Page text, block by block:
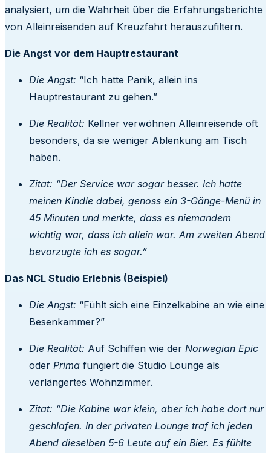
analysiert, um die Wahrheit über die Erfahrungsberichte
von Alleinreisenden auf Kreuzfahrt herauszufiltern.
Die Angst vor dem Hauptrestaurant
Die Angst: “Ich hatte Panik, allein ins
Hauptrestaurant zu gehen.”
Die Realität: Kellner verwöhnen Alleinreisende oft
besonders, da sie weniger Ablenkung am Tisch
haben.
Zitat: “Der Service war sogar besser. Ich hatte
meinen Kindle dabei, genoss ein 3-Gänge-Menü in
45 Minuten und merkte, dass es niemandem
wichtig war, dass ich allein war. Am zweiten Abend
bevorzugte ich es sogar.”
Das NCL Studio Erlebnis (Beispiel)
Die Angst: “Fühlt sich eine Einzelkabine an wie eine
Besenkammer?”
Die Realität: Auf Schiffen wie der Norwegian Epic
oder Prima fungiert die Studio Lounge als
verlängertes Wohnzimmer.
Zitat: “Die Kabine war klein, aber ich habe dort nur
geschlafen. In der privaten Lounge traf ich jeden
Abend dieselben 5-6 Leute auf ein Bier. Es fühlte